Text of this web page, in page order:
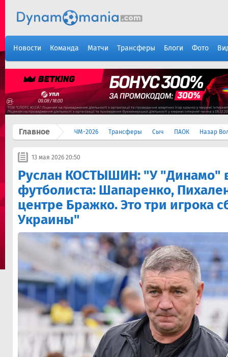
Новости Команда Матчи Трансферы Блоги Фото
Главное ЧМ-2026 Трансферы Сыч ПАОК Назар
13 мая 2026 20:50
Руслан КОСТЫШИН: "У "Динамо"
футболиста: Шапаренко,
центре Бражко. Это три игрока
Украины"